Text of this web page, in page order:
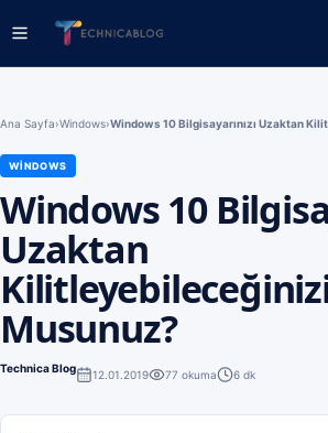
Ana Sayfa›Windows›
WINDOWS
Windows 10
Uzaktan
Musunuz?
Technica Blog 12.01.2019 77 okuma 6 dk